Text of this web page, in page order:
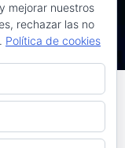
2026 ·
mejorar nuestros
rechazar las no
Política de cookies